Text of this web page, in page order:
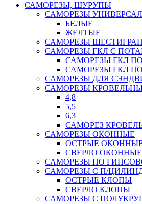
САМОРЕЗЫ, ШУРУПЫ
САМОРЕЗЫ
БЕЛЫЕ
ЖЕЛТЫЕ
САМОРЕЗЫ
САМОРЕЗЫ ГКЛ С
САМОРЕЗЫ ГКЛ
САМОРЕЗЫ ГКЛ
САМОРЕЗЫ ДЛЯ
САМОРЕЗЫ
4,8
5,5
6,3
САМОРЕЗ
САМОРЕЗЫ ОКОННЫЕ
ОСТРЫЕ
СВЕРЛО ОКОННЫЕ
САМОРЕЗЫ ПО
САМОРЕЗЫ С П/
ОСТРЫЕ КЛОПЫ
СВЕРЛО КЛОПЫ
САМОРЕЗЫ С